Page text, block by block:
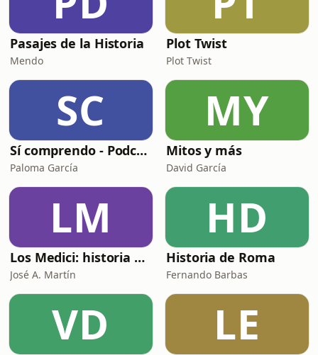
Pasajes de la Historia
Mendo
Plot Twist
Plot Twist
SC
Sí comprendo - Podcast espagnol intermediaire et avancé
Paloma García
MY
Mitos y más
David García
LM
Los Medici: historia de una dinastía
José A. Martín
HD
Historia de Roma
Fernando Barbas
VD LE